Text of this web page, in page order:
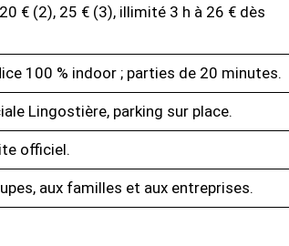
€ (2), 25 € (3), illimité 3 h à 26 € dès
100 % indoor ; parties de 20 minutes.
Lingostière, parking sur place.
officiel.
aux familles et aux entreprises.